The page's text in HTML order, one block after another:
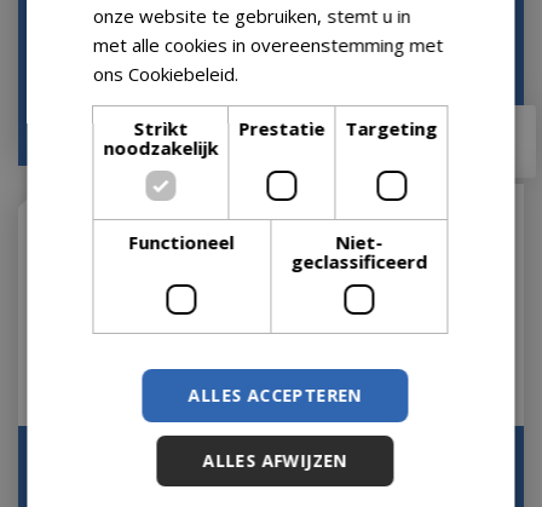
Let op: bijna uitverkocht!
€ 37 95
Let op: bijna uitverkocht!
Let op: bijna uitverkocht!
Gevogeltestomer style
Let op: bijna uitverkocht!
onze website te gebruiken, stemt u in
met alle cookies in overeenstemming met
ons Cookiebeleid.
Strikt
noodzakelijk
Prestatie Targeting
Functioneel
Niet-
geclassificeerd
ALLES ACCEPTEREN
ALLES AFWIJZEN